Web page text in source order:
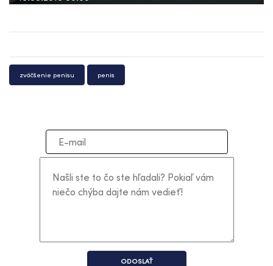
zväčšenie penisu penis
ODOSLAŤ